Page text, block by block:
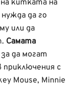
китката на
да го
или да
Самата
да могат
приключения с
Mouse, Minnie